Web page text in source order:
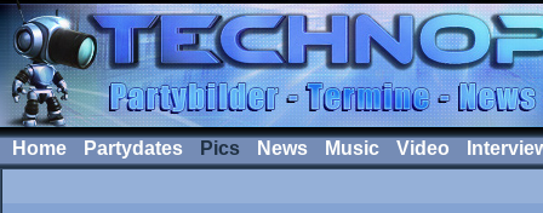
Home Partydates Pics News Music Video